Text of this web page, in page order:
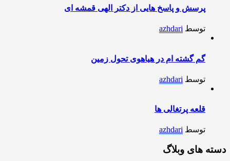
پرسش و پاسخ هایی از دکتر الهی قمشه ای
توسط azhdari
گم گشته ام در هیاهوی تحول زمین
توسط azhdari
قلعه پرتغالی ها
توسط azhdari
دسته های وبلاگ